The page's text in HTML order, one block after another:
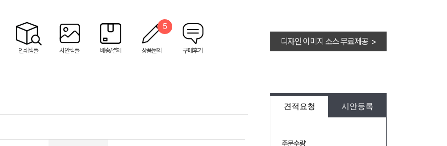
인쇄샘플 시안샘플 배송/결제 상품문의
5
구매후기
디자인 이미지 소스 무료제공 >
견적요청 시안등록
주문수량